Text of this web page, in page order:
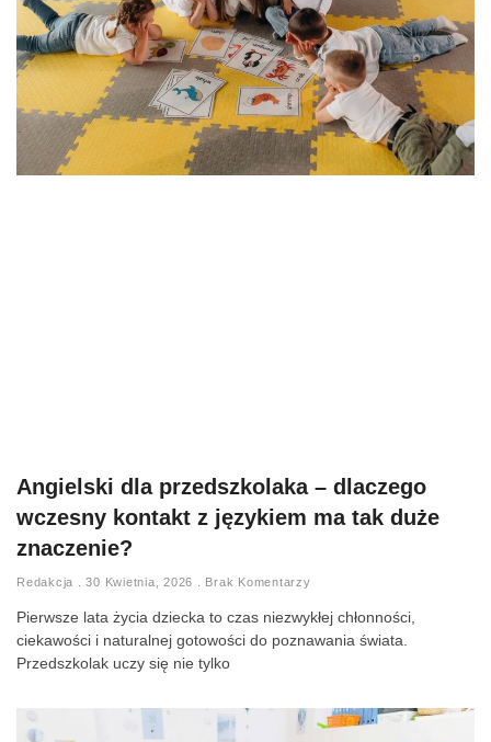
Angielski dla przedszkolaka – dlaczego
wczesny kontakt z językiem ma tak duże
znaczenie?
Redakcja 30 Kwietnia, 2026 Brak Komentarzy
Pierwsze lata życia dziecka to czas niezwykłej chłonności,
ciekawości i naturalnej gotowości do poznawania świata.
Przedszkolak uczy się nie tylko